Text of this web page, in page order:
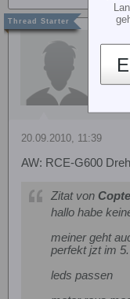
20.09.2010, 11:39
AW: RCE-G600
Zitat von
hallo habe
meiner geht
perfekt jzt im
leds passen